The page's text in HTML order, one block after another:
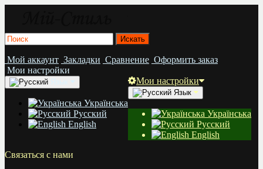
Мой аккаунт Закладки Сравнение Оформить заказ
Мои настройки
Українська
Русский
English
Мои настройки
Язык
Українська
Русский
English
Связаться с нами